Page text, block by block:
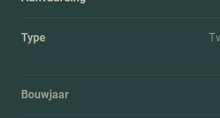
Type
Bouwjaar